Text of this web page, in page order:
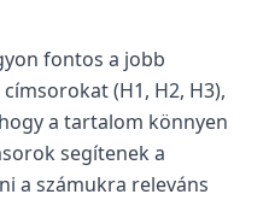
fontos a jobb
(H1, H2, H3),
a tartalom könnyen
segítenek a
a számukra releváns